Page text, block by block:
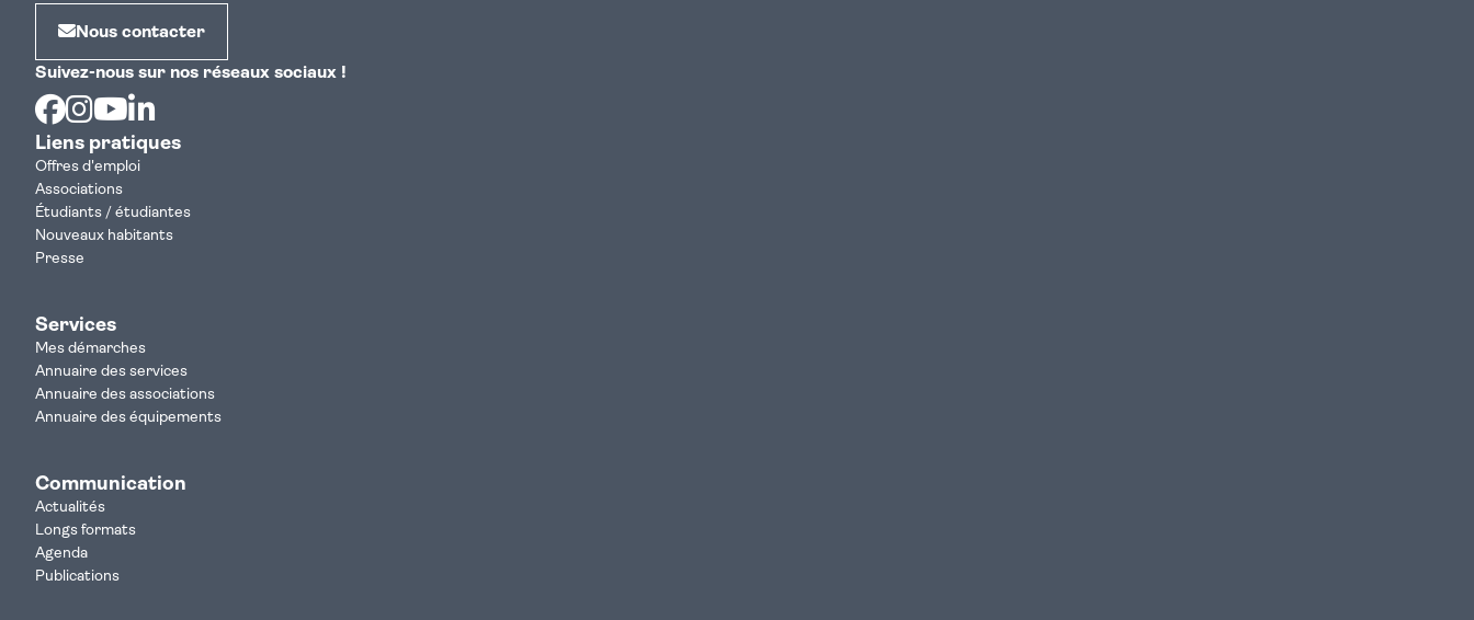
Nous contacter
Suivez-nous sur nos réseaux sociaux !
Facebook
Instagram
Youtube
Liens pratiques
Offres d'emploi
Associations
Étudiants / étudiantes
Nouveaux habitants
Presse
Services
Mes démarches
Annuaire des services
Annuaire des associations
Annuaire des équipements
Communication
Actualités
Longs formats
Agenda
Publications